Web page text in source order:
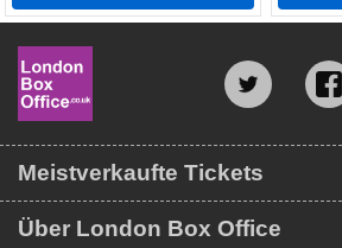
Meistverkaufte Tickets
Über London Box Office